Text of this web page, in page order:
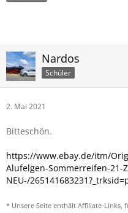
Nardos
Schüler
2. Mai 2021
Bitteschön.
https://www.ebay.de/itm/
Alufelgen-Sommerreifen-21-
NEU-/
* Unsere Seite enthält Affiliate-Links,